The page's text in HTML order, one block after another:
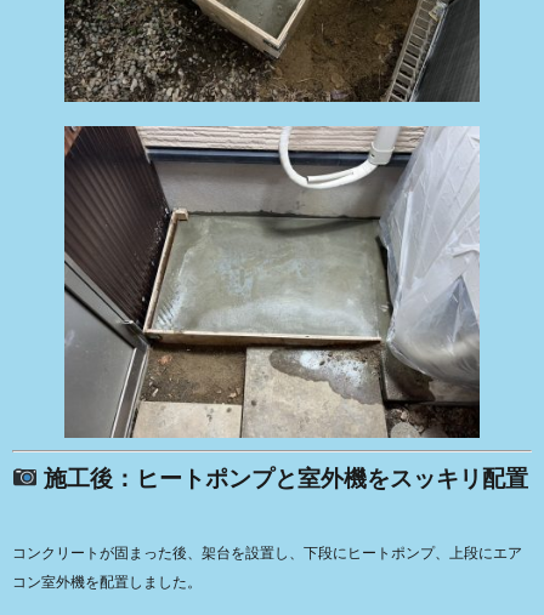
施工後：ヒートポンプと室外機をスッキリ配置
コンクリートが固まった後、架台を設置し、下段にヒートポンプ、上段にエア
コン室外機を配置しました。